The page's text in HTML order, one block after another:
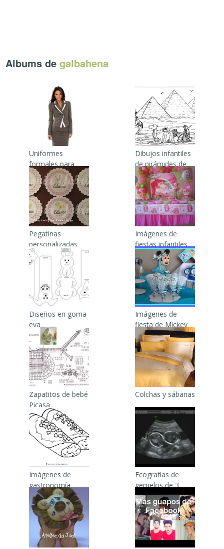
Albums degalbahena
Uniformes
formales para
damas
Dibujos infantiles
de pirámides de
Egipto
Pegatinas
personalizadas
para bautizos
Imágenes de
fiestas infantiles
de niñas con
temática de
fresita
Diseños en goma
eva
Imágenes de
fiesta de Mickey
bebé
Zapatitos de bebé
Picasa
Colchas y sábanas
Imágenes de
gastronomía
mexicana para
colorear
Ecografías de
gemelos de 3
meses